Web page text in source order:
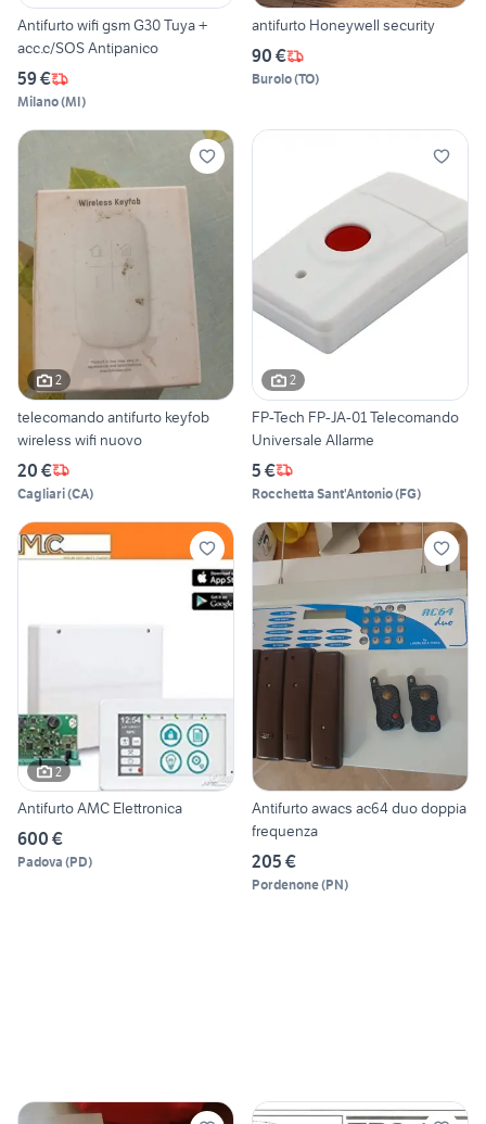
Antifurto wifi gsm G30 Tuya +
acc.c/SOS Antipanico
59 €
Milano(MI)
antifurto Honeywell security
90 €
Burolo(TO)
2
telecomando antifurto keyfob
wireless wifi nuovo
20 €
Cagliari(CA)
2
FP-Tech FP-JA-01 Telecomando
Universale Allarme
5 €
Rocchetta Sant'Antonio(FG)
2
Antifurto AMC Elettronica
600 €
Padova (PD)
Antifurto awacs ac64 duo doppia
frequenza
205 €
Pordenone(PN)